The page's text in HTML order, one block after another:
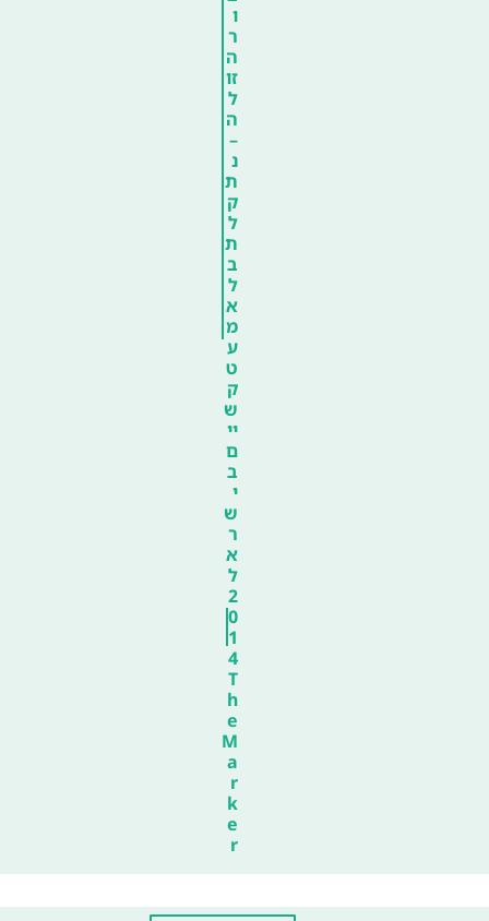
ו
ר
ה
זו
ל
ה
–
נ
ת
ק
ל
ת
ב
ל
א
מ
ע
ט
ק
ש
יי
ם
ב
י
ש
ר
א
ל
2
0
1
4
T
h
e
M
a
r
k
e
r